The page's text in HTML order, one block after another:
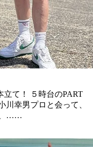
て！ ５時台のPART
川幸男プロと会って、
、……